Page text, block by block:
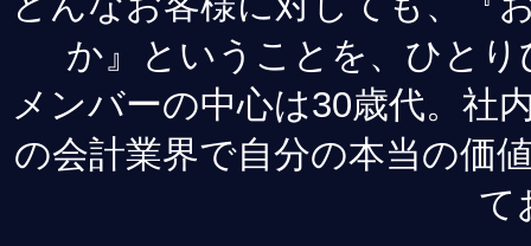
か』ということを、ひと
メンバーの中心は30歳代。社
の会計業界で自分の本当の価
て